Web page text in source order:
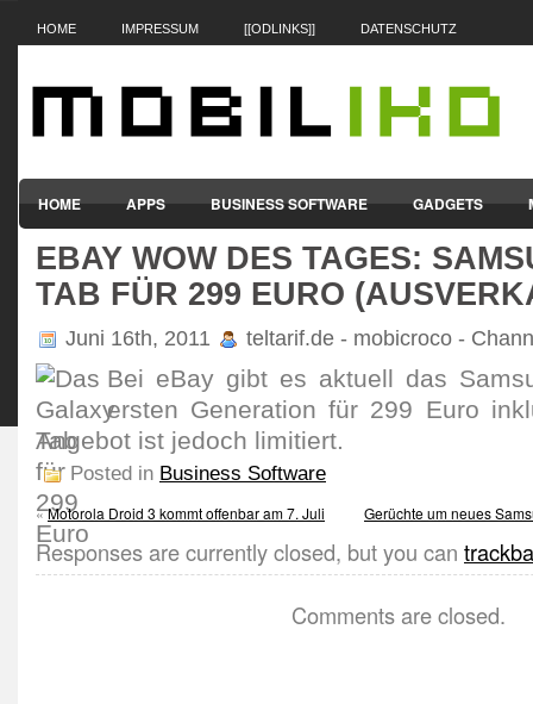
HOME IMPRESSUM [[ODLINKS]] DATENSCHUTZ
HOME APPS BUSINESS SOFTWARE GADGETS
SMARTPHONES & HANDYS TABLET-PCS VERTRÄGE &
EBAY WOW DES TAGES:
TAB FÜR 299 EURO
Juni 16th, 2011 teltarif.de - mobicroco -
Bei eBay gibt es aktuell das
ersten Generation für 299 Euro
Angebot ist jedoch limitiert.
Posted in Business Software
«Motorola Droid 3 kommt offenbar am 7. Juli Gerüchte um neues
Responses are currently closed, but you can
Comments are closed.